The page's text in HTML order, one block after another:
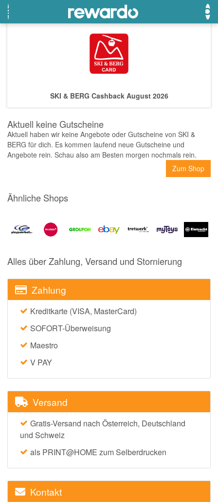
Lieferando
eBay
DOUGLAS Parfümerie
adidas
Parfumdreams
Udemy
HappyKeks
Pets Deli
Click & Boat
BOGNER
XXXLutz
BADER
vidaXL
bonprix
Beste Gutscheine
Top Gutscheine
Sonderaktionen
Beste Angebote
Top Angebote
SKI & BERG Cashback August 2026
Aktuell keine Gutscheine
Aktuell haben wir keine Angebote oder Gutscheine von SKI &
BERG für dich. Es kommen laufend neue Gutscheine und
Angebote rein. Schau also am Besten morgen nochmals rein.
Zum Shop
Ähnliche Shops
Alles über Zahlung, Versand und Stornierung
Zahlung
Kreditkarte (VISA, MasterCard)
SOFORT-Überweisung
Maestro
V PAY
Versand
Gratis-Versand nach Österreich, Deutschland
und Schweiz
als PRINT@HOME zum Selberdrucken
Kontakt